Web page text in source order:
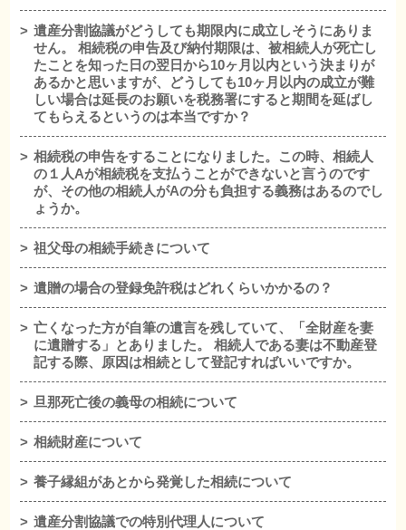
遺産分割協議がどうしても期限内に成立しそうにありま
せん。 相続税の申告及び納付期限は、被相続人が死亡し
たことを知った日の翌日から10ヶ月以内という決まりが
あるかと思いますが、どうしても10ヶ月以内の成立が難
しい場合は延長のお願いを税務署にすると期間を延ばし
てもらえるというのは本当ですか？
相続税の申告をすることになりました。この時、相続人
の１人Aが相続税を支払うことができないと言うのです
が、その他の相続人がAの分も負担する義務はあるのでし
ょうか。
祖父母の相続手続きについて
遺贈の場合の登録免許税はどれくらいかかるの？
亡くなった方が自筆の遺言を残していて、「全財産を妻
に遺贈する」とありました。 相続人である妻は不動産登
記する際、原因は相続として登記すればいいですか。
旦那死亡後の義母の相続について
相続財産について
養子縁組があとから発覚した相続について
遺産分割協議での特別代理人について